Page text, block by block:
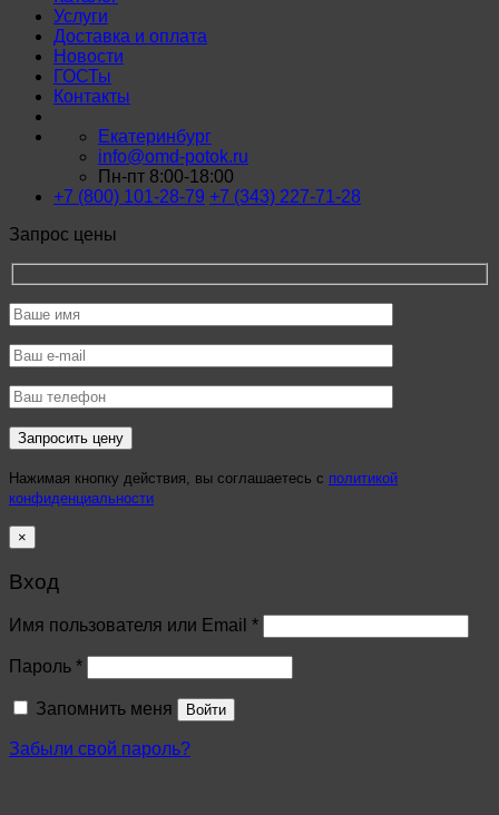
Услуги
Доставка и оплата
Новости
ГОСТы
Контакты
Екатеринбург
info@omd-potok.ru
Пн-пт 8:00-18:00
+7 (800) 101-28-79 +7 (343) 227-71-28
Запрос цены
Нажимая кнопку действия, вы соглашаетесь с политикой
конфиденциальности
×
Вход
Имя пользователя или Email *
Пароль *
Запомнить меня Войти
Забыли свой пароль?